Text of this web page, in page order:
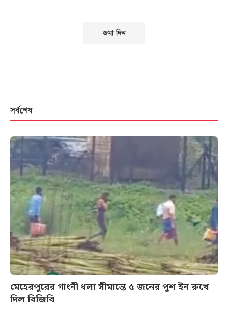
সর্বশেষ
মেহেরপুরের গাংনী ধলা সীমান্তে ৫ জনের পুশ ইন রুখে
দিল বিজিবি